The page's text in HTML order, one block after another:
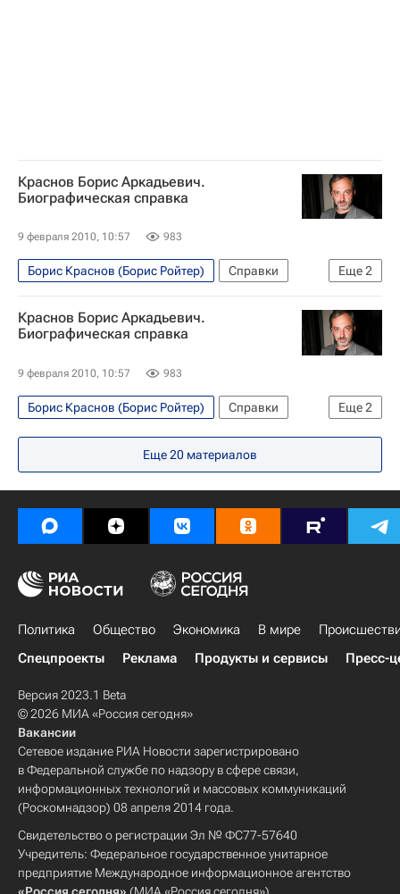
Краснов Борис Аркадьевич.
Биографическая справка
9 февраля 2010, 10:57 983
Еще2
Борис Краснов (Борис Ройтер)
Справки
Экспо-2010 в Шанхае
Расследование дела о вымогательстве, по которому проходит сценограф Краснов
Краснов Борис Аркадьевич.
Биографическая справка
9 февраля 2010, 10:57 983
Еще2
Борис Краснов (Борис Ройтер)
Справки
Экспо-2010 в Шанхае
Еще20 материалов
Политика Общество Экономика В мире
Спецпроекты
Реклама Продукты и сервисы Пресс-
Версия 2023.1 Beta
© 2026 МИА «Россия сегодня»
Вакансии
Сетевое издание РИА Новости зарегистрировано
в Федеральной службе по надзору в сфере связи,
информационных технологий и массовых коммуникаций
(Роскомнадзор) 08 апреля 2014 года.
Свидетельство о регистрации Эл № ФС77-57640
Учредитель: Федеральное государственное унитарное
предприятие Международное информационное агентство